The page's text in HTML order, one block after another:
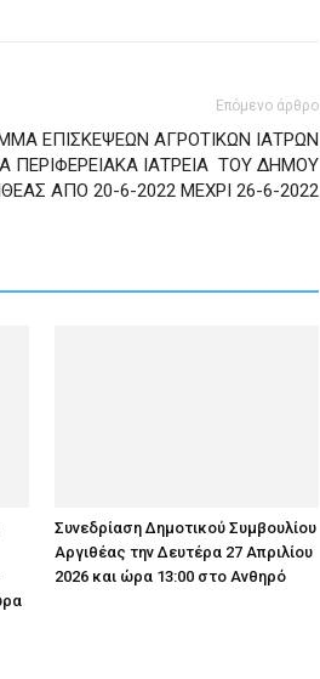
Επόμενο άρθρο
ΕΠΙΣΚΕΨΕΩΝ ΑΓΡΟΤΙΚΩΝ ΙΑΤΡΩΝ
ΠΕΡΙΦΕΡΕΙΑΚΑ ΙΑΤΡΕΙΑ ΤΟΥ ΔΗΜΟΥ
ΑΠΟ 20-6-2022 ΜΕΧΡΙ 26-6-2022
Συνεδρίαση Δημοτικού Συμβουλίου
Αργιθέας την Δευτέρα 27 Απριλίου
2026 και ώρα 13:00 στο Ανθηρό